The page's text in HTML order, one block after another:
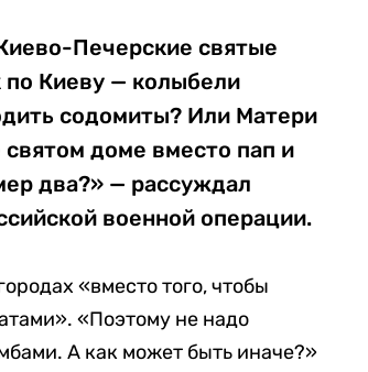
Печерские святые
по Киеву — колыбели
содомиты? Или Матери
доме вместо пап и
два?» — рассуждал
военной операции.
«вместо того, чтобы
«Поэтому не надо
А как может быть иначе?»